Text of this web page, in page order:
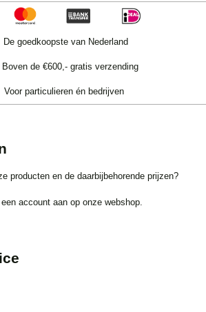
De goedkoopste van Nederland
Boven de €600,- gratis verzending
Voor particulieren én bedrijven
producten en de daarbijbehorende prijzen?
account aan op onze webshop.